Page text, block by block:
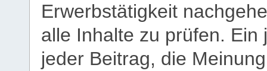
Erwerbstätigkeit
alle Inhalte zu prüfen.
jeder Beitrag, die